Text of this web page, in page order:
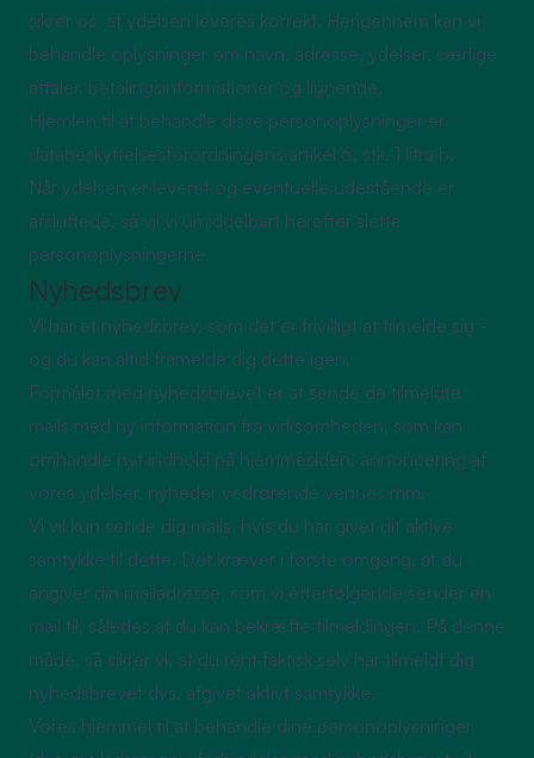
sikrer os, at ydelsen leveres korrekt. Herigennem kan vi
behandle oplysninger om navn, adresse, ydelser, særlige
aftaler, betalingsinformationer og lignende.
Hjemlen til at behandle disse personoplysninger er
databeskyttelsesforordningens artikel 6, stk. 1 litra b.
Når ydelsen er leveret og eventuelle udestående er
afsluttede, så vil vi umiddelbart herefter slette
personoplysningerne.
Nyhedsbrev
Vi har et nyhedsbrev, som det er frivilligt at tilmelde sig -
og du kan altid framelde dig dette igen.
Formålet med nyhedsbrevet er at sende de tilmeldte
mails med ny information fra virksomheden, som kan
omhandle nyt indhold på hjemmesiden, annoncering af
vores ydelser, nyheder vedrørende venues mm.
Vi vil kun sende dig mails, hvis du har givet dit aktive
samtykke til dette. Det kræver i første omgang, at du
angiver din mailadresse, som vi efterfølgende sender en
mail til, således at du kan bekræfte tilmeldingen. På denne
måde, så sikrer vi, at du rent faktisk selv har tilmeldt dig
nyhedsbrevet dvs. afgivet aktivt samtykke.
Vores hjemmel til at behandle dine personoplysninger